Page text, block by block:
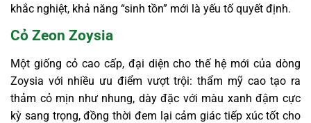
khắc nghiệt, khả năng “sinh tồn” mới là yếu tố quyết định.
Cỏ Zeon Zoysia
Một giống cỏ cao cấp, đại diện cho thế hệ mới của dòng
Zoysia với nhiều ưu điểm vượt trội: thẩm mỹ cao tạo ra
thảm cỏ mịn như nhung, dày đặc với màu xanh đậm cực
kỳ sang trọng, đồng thời đem lại cảm giác tiếp xúc tốt cho